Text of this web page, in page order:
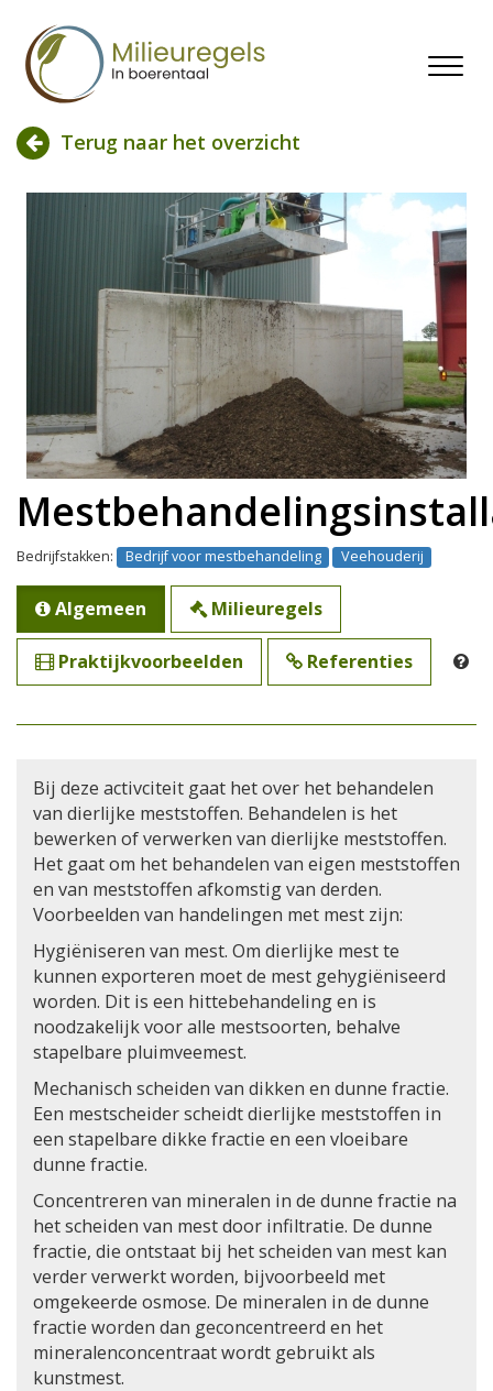
Terug naar het overzicht
Bedrijfstakken: Bedrijf voor mestbehandeling Veehouderij
Algemeen Milieuregels
Praktijkvoorbeelden Referenties
Bij deze activciteit gaat het over het behandelen
van dierlijke meststoffen. Behandelen is het
bewerken of verwerken van dierlijke meststoffen.
Het gaat om het behandelen van eigen meststoffen
en van meststoffen afkomstig van derden.
Voorbeelden van handelingen met mest zijn:
Hygiëniseren van mest. Om dierlijke mest te
kunnen exporteren moet de mest gehygiëniseerd
worden. Dit is een hittebehandeling en is
noodzakelijk voor alle mestsoorten, behalve
stapelbare pluimveemest.
Mechanisch scheiden van dikken en dunne fractie.
Een mestscheider scheidt dierlijke meststoffen in
een stapelbare dikke fractie en een vloeibare
dunne fractie.
Concentreren van mineralen in de dunne fractie na
het scheiden van mest door infiltratie. De dunne
fractie, die ontstaat bij het scheiden van mest kan
verder verwerkt worden, bijvoorbeeld met
omgekeerde osmose. De mineralen in de dunne
fractie worden dan geconcentreerd en het
mineralenconcentraat wordt gebruikt als
kunstmest.